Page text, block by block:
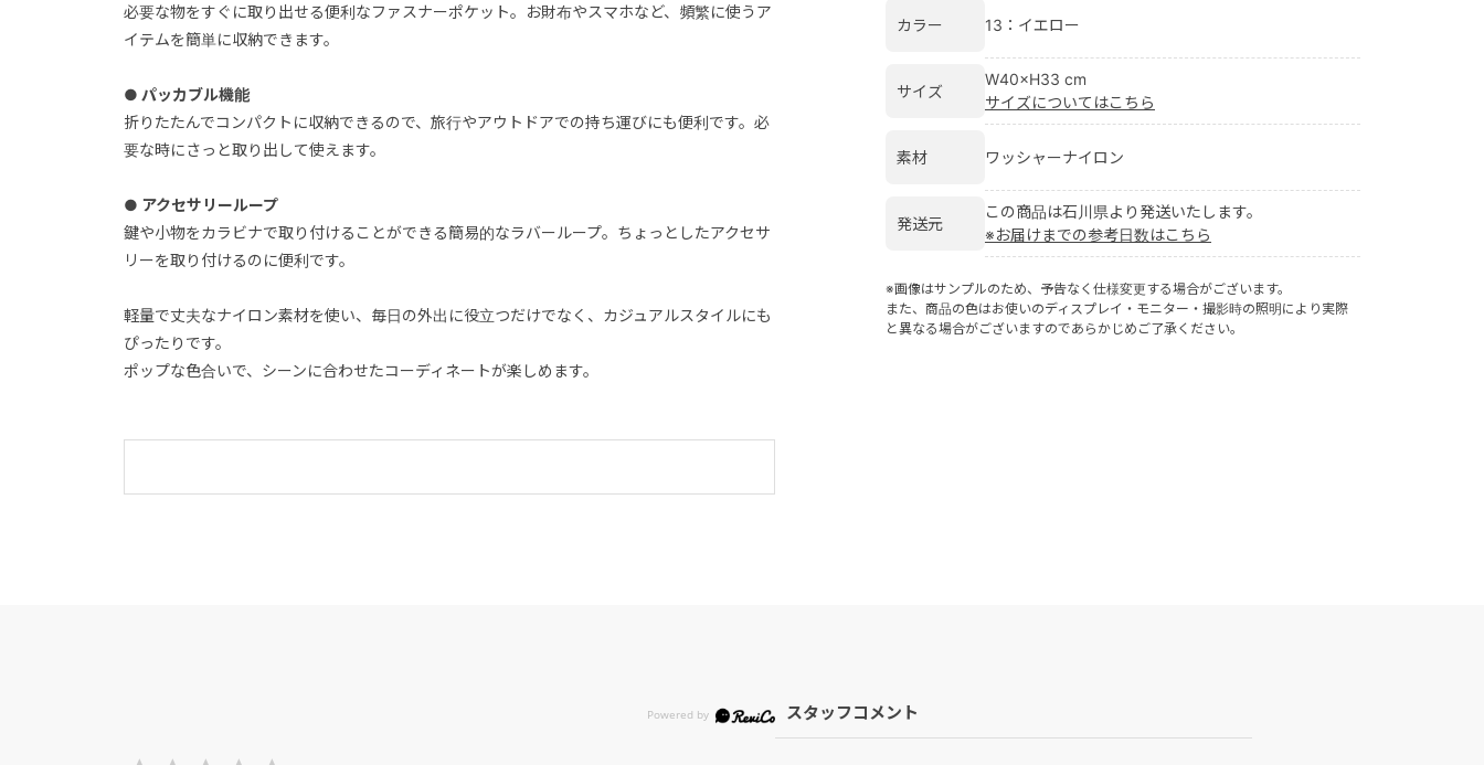
必要な物をすぐに取り出せる便利なファスナーポケット。お財布やスマホなど、頻繁に使うア
イテムを簡単に収納できます。
● パッカブル機能
折りたたんでコンパクトに収納できるので、旅行やアウトドアでの持ち運びにも便利です。必
要な時にさっと取り出して使えます。
● アクセサリーループ
鍵や小物をカラビナで取り付けることができる簡易的なラバーループ。ちょっとしたアクセサ
リーを取り付けるのに便利です。
軽量で丈夫なナイロン素材を使い、毎日の外出に役立つだけでなく、カジュアルスタイルにも
ぴったりです。
ポップな色合いで、シーンに合わせたコーディネートが楽しめます。
発送元
この商品は石川県より発送いたします。
※お届けまでの参考日数はこちら
カラー 13：イエロー
サイズ
W40×H33 cm
サイズについてはこちら
素材 ワッシャーナイロン
※画像はサンプルのため、予告なく仕様変更する場合がございます。
また、商品の色はお使いのディスプレイ・モニター・撮影時の照明により実際
と異なる場合がございますのであらかじめご了承ください。
スタッフコメント